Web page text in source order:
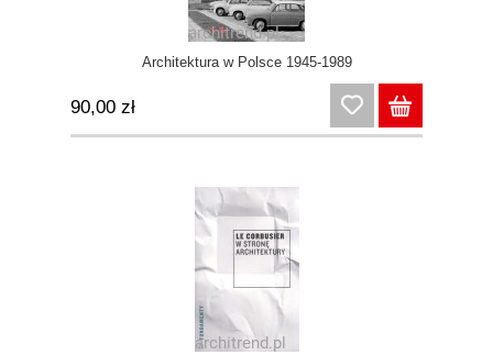
Architektura w Polsce 1945-1989
90,00 zł